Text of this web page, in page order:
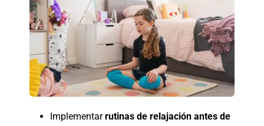
Implementarrutinas de relajación antes de